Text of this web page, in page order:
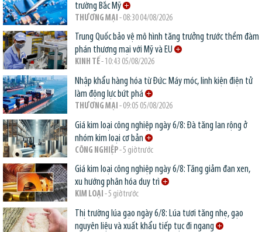
trường Bắc Mỹ
THƯƠNG MẠI - 08:30 04/08/2026
Trung Quốc bảo vệ mô hình tăng trưởng trước thềm đàm
phán thương mại với Mỹ và EU
KINH TẾ- 10:43 05/08/2026
Nhập khẩu hàng hóa từ Đức: Máy móc, linh kiện điện tử
làm động lực bứt phá
THƯƠNG MẠI - 09:05 05/08/2026
Giá kim loại công nghiệp ngày 6/8: Đà tăng lan rộng ở
nhóm kim loại cơ bản
CÔNG NGHIỆP- 5 giờ trước
Giá kim loại công nghiệp ngày 6/8: Tăng giảm đan xen,
xu hướng phân hóa duy trì
KIM LOẠI - 5 giờ trước
Thị trường lúa gạo ngày 6/8: Lúa tươi tăng nhẹ, gạo
nguyên liệu và xuất khẩu tiếp tục đi ngang